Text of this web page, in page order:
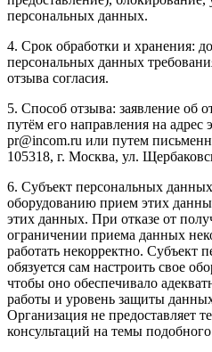
персональных данных.
4. Срок обработки и хранения:
персональных данных
отзыва согласия.
5. Способ отзыва: заявление об
путём его направления на адрес
pr@incom.ru или путем
105318, г. Москва, ул.
6. Субъект персональных
оборудованию прием этих
этих данных. При отказе от
ограничении приема данных
работать некорректно. Субъект
обязуется сам настроить свое
чтобы оно обеспечивало
работы и уровень защиты
Организация не предоставляет
консультаций на темы подобного